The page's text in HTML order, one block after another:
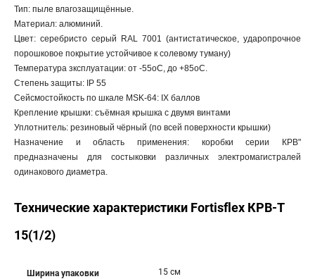
Тип: пыле влагозащищённые.
Материал: алюминий.
Цвет: серебристо серый RAL 7001 (антистатическое, ударопрочное
порошковое покрытие устойчивое к солевому туману)
Температура зксплуатации: от -55oС, до +85oС.
Степень защиты: IP 55
Сейсмостойкость по шкале MSK-64: IX баллов
Крепление крышки: съёмная крышка с двумя винтами
Уплотнитель: резиновый чёрный (по всей поверхности крышки)
Назначение и область применения: коробки серии КРВ"
предназначены для состыковки различных электромагистралей
одинакового диаметра.
Технические характеристики Fortisflex КРВ-Т
15(1/2)
Ширина упаковки 15 см